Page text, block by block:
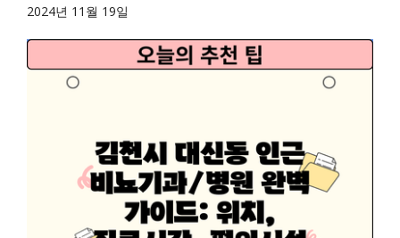
2024년 11월 19일